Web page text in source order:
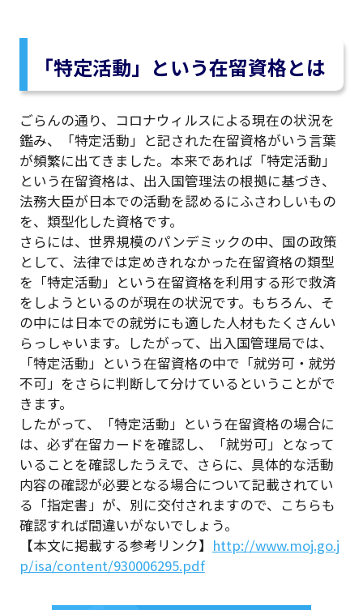
「特定活動」という在留資格とは
ごらんの通り、コロナウィルスによる現在の状況を
鑑み、「特定活動」と記された在留資格がいう言葉
が頻繁に出てきました。本来であれば「特定活動」
という在留資格は、出入国管理法の根拠に基づき、
法務大臣が日本での活動を認めるにふさわしいもの
を、類型化した資格です。
さらには、世界規模のパンデミックの中、国の政策
として、法律では定めきれなかった在留資格の類型
を「特定活動」という在留資格を利用する形で救済
をしようといるのが現在の状況です。もちろん、そ
の中には日本での就労にも適した人材もたくさんい
らっしゃいます。したがって、出入国管理局では、
「特定活動」という在留資格の中で「就労可・就労
不可」をさらに判断して分けているということがで
きます。
したがって、「特定活動」という在留資格の場合に
は、必ず在留カードを確認し、「就労可」となって
いることを確認したうえで、さらに、具体的な活動
内容の確認が必要となる場合について記載されてい
る「指定書」が、別に交付されますので、こちらも
確認すれば間違いがないでしょう。
【本文に掲載する参考リンク】 http://www.moj.go.j
p/isa/content/930006295.pdf